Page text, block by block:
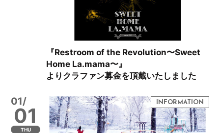
『Restroom of the Revolution〜Sweet
Home La.mama〜』
よりクラファン募金を頂戴いたしました
01/
01
THU